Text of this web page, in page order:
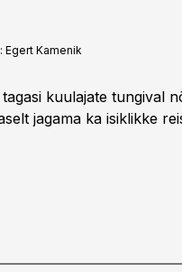
Egert Kamenik
kuulajate tungival
jagama ka isiklikke